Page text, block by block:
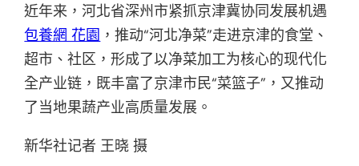
近年来，河北省深州市紧抓京津冀协同发展机遇
包養網 花園 ，推动“河北净菜”走进京津的食堂、
超市、社区，形成了以净菜加工为核心的现代化
全产业链，既丰富了京津市民“菜篮子”，又推动
了当地果蔬产业高质量发展。
新华社记者 王晓 摄